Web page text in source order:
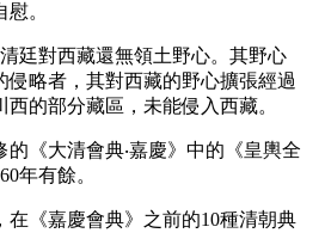
。
廷對西藏還無領土野心。其野心
略者，其對西藏的野心擴張經過
的部分藏區，未能侵入西藏。
《大清會典‧嘉慶》中的《皇輿全
年有餘。
《嘉慶會典》之前的10種清朝典